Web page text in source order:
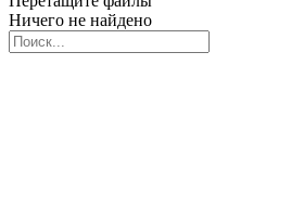
Ничего не найдено